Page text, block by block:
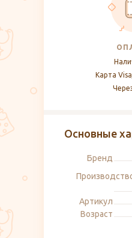
Карта
Основные
Бренд
Артикул
Возраст